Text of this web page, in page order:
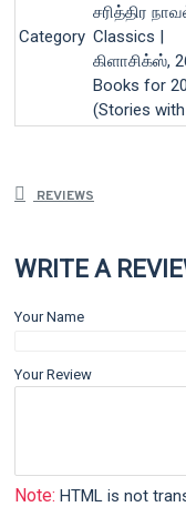
Category
சரித்திர
Classics |
கிளாசிக்ஸ்,
Books for
(Stories
REVIEWS
WRITE A
Your Name
Your Review
Note: HTML is not